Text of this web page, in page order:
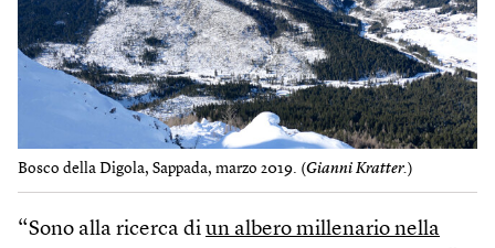
Bosco della Digola, Sappada, marzo 2019. (Gianni Kratter.)
“Sono alla ricerca di un albero millenario nella